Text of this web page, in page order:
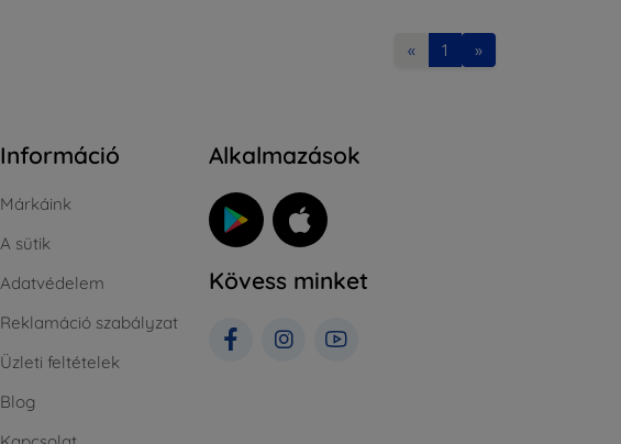
« 1 »
Információ
Márkáink
A sütik
Adatvédelem
Reklamáció szabályzat
Üzleti feltételek
Blog
Alkalmazások
Kövess minket